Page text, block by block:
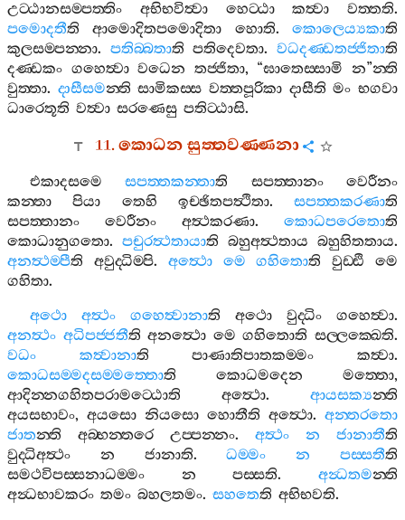
උට‍්ඨානසම‍්පත‍්තිං
අභිභවිත්‍වා හෙට‍්ඨා කත්‍වා වත‍්තති.
පමොදතීති ආමොදිතපමොදිතා හොති.කොලෙය්‍යකාති
කුලසම‍්පන‍්නා. පතිබ‍්බතාති පතිදෙවතා.වධදණ‍්ඩතජ‍්ජිතාති
දණ‍්ඩකං ගහෙත්‍වා වධෙන තජ‍්ජිතා, “ඝාතෙස‍්සාමි න”න‍්ති
වුත‍්තා. දාසීසමන‍්ති සාමිකස‍්ස වත‍්තපූරිකා දාසීති මං භගවා
ධාරෙතූති වත්‍වා සරණෙසු පතිට‍්ඨාසි.
11.කොධනසුත‍්තවණ‍්ණනා
එකාදසමෙ සපත‍්තකන‍්තාති සපත‍්තානං
වෙරීනං
කන‍්තා
පියා තෙහි ඉච‍්ඡිතපත්‍ථිතා. සපත‍්තකරණාති
සපත‍්තානං
වෙරීනං අත්‍ථකරණා. කොධපරෙතොති
කොධානුගතො. පචුරත්‍ථතායාති බහුඅත්‍ථතාය බහුහිතතාය.
අනත්‍ථම‍්පීති අවුද‍්ධිම‍්පි. අත්‍ථො මෙ ගහිතොති වුඩ‍්ඪි
මෙ
ගහිතා.
අථො
අත්‍ථං ගහෙත්‍වානාති අථො වුද‍්ධිං ගහෙත්‍වා.
අනත්‍ථං අධිපජ‍්ජතීති අනත්‍ථො මෙ ගහිතොති සල‍්ලක‍්ඛෙති.
වධං
කත්‍වානාති පාණාතිපාතකම‍්මං කත්‍වා.
කොධසම‍්මදසම‍්මත‍්තොති කොධමදෙන මත‍්තො,
ආදින‍්නගහිතපරාමට‍්ඨොති
අත්‍ථො. ආයසක්‍යන‍්ති
අයසභාවං, අයසො නියසො හොතීති අත්‍ථො. අන‍්තරතො
ජාතන‍්ති අබ‍්භන‍්තරෙ උප‍්පන‍්නං. අත්‍ථං න ජානාතීති
වුද‍්ධිඅත්‍ථං
න ජානාති.ධම‍්මං න පස‍්සතීති
සමථවිපස‍්සනාධම‍්මං
න පස‍්සති.අන්‍ධතමන‍්ති
අන්‍ධභාවකරං තමං බහලතමං. සහතෙති අභිභවති.